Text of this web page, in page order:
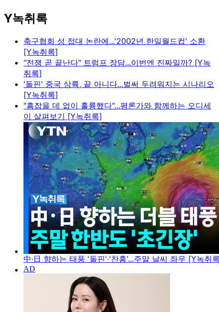
Y녹취록
축구협회 성 접대 논란에...'2002년 한일월드컵' 소환
[Y녹취록]
"전쟁 곧 끝난다" 트럼프 장담...이번엔 진짜일까? [Y녹
취록]
'돌핀' 중국 상륙, 끝 아니다...벌써 두려워지는 시나리오
[Y녹취록]
"흠잡을 데 없이 훌륭했다"...평론가와 함께하는 오디세
이 살펴보기 [Y녹취록]
中·日 향하는 태풍 '돌핀'·'찬홈'...주말 날씨 좌우 [Y녹취